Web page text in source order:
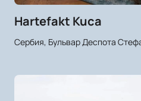
Hartefakt Kuca
Сербия, Бульвар Деспота